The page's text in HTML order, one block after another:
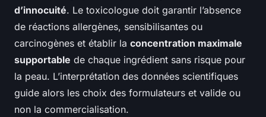
d’innocuité. Le toxicologue doit garantir l’absence
de réactions allergènes, sensibilisantes ou
carcinogènes et établir la concentration maximale
supportable de chaque ingrédient sans risque pour
la peau. L’interprétation des données scientifiques
guide alors les choix des formulateurs et valide ou
non la commercialisation.